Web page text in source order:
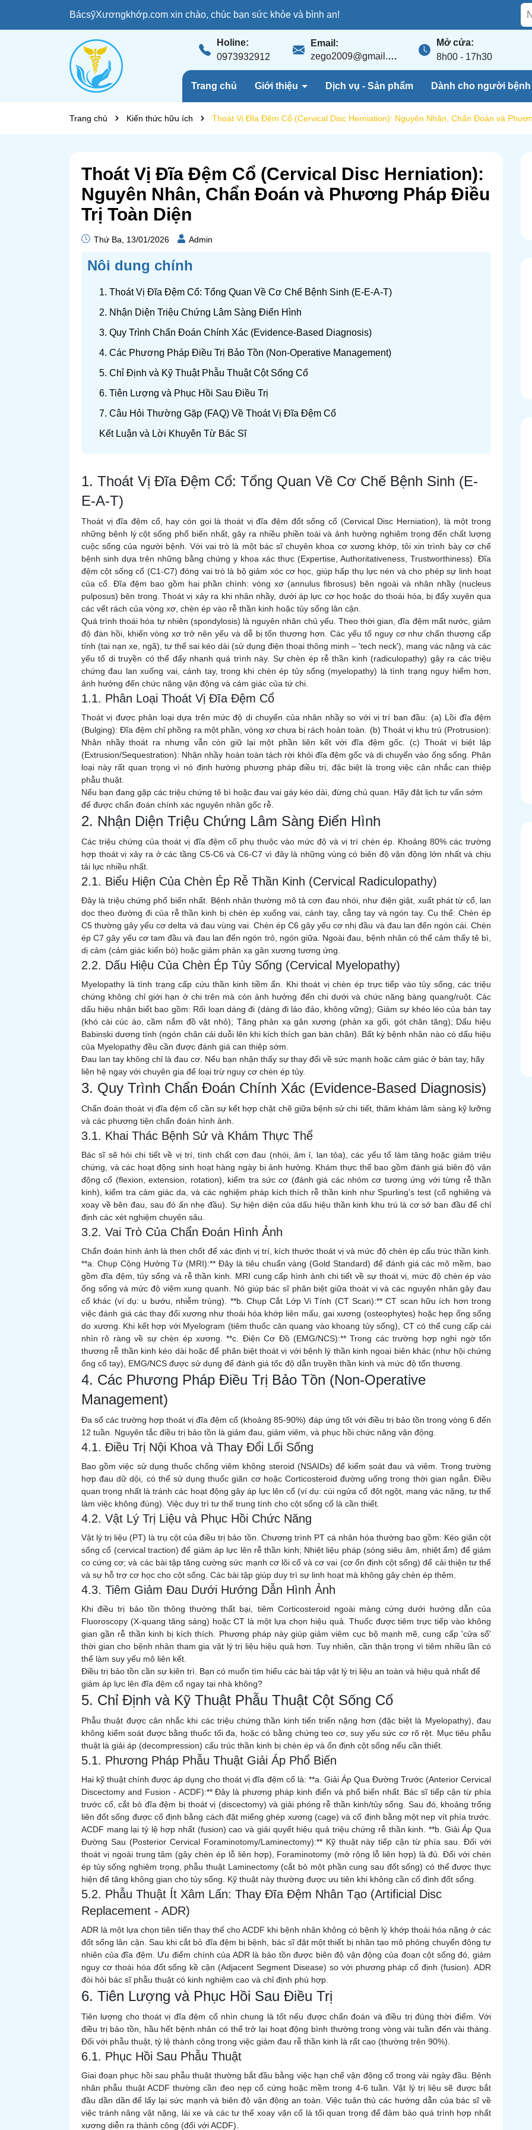
BácsỹXươngkhớp.com xin chào, chúc bạn sức khỏe và bình an!
Holine:
0973932912
Email:
zego2009@gmail.com
Mở cửa:
8h00 - 17h30
Trang chủ Giới thiệu Dịch vụ - Sản phẩm Dành cho người bệnh
Trang chủ Kiến thức hữu ích Thoát Vị Đĩa Đệm Cổ (Cervical Disc Herniation): Nguyên Nhân, Chẩn Đoán và
Thoát Vị Đĩa Đệm Cổ (Cervical Disc Herniation):
Nguyên Nhân, Chẩn Đoán và Phương Pháp Điều
Trị Toàn Diện
Thứ Ba, 13/01/2026 Admin
Nôi dung chính
1. Thoát Vị Đĩa Đệm Cổ: Tổng Quan Về Cơ Chế Bệnh Sinh (E-E-A-T)
2. Nhận Diện Triệu Chứng Lâm Sàng Điển Hình
3. Quy Trình Chẩn Đoán Chính Xác (Evidence-Based Diagnosis)
4. Các Phương Pháp Điều Trị Bảo Tồn (Non-Operative Management)
5. Chỉ Định và Kỹ Thuật Phẫu Thuật Cột Sống Cổ
6. Tiên Lượng và Phục Hồi Sau Điều Trị
7. Câu Hỏi Thường Gặp (FAQ) Về Thoát Vị Đĩa Đệm Cổ
Kết Luận và Lời Khuyên Từ Bác Sĩ
1. Thoát Vị Đĩa Đệm Cổ: Tổng Quan Về Cơ Chế Bệnh Sinh (E-
E-A-T)
Thoát vị đĩa đệm cổ, hay còn gọi là thoát vị đĩa đệm đốt sống cổ (Cervical Disc Herniation), là một trong
những bệnh lý cột sống phổ biến nhất, gây ra nhiều phiền toái và ảnh hưởng nghiêm trọng đến chất lượng
cuộc sống của người bệnh. Với vai trò là một bác sĩ chuyên khoa cơ xương khớp, tôi xin trình bày cơ chế
bệnh sinh dựa trên những bằng chứng y khoa xác thực (Expertise, Authoritativeness, Trustworthiness). Đĩa
đệm cột sống cổ (C1-C7) đóng vai trò là bộ giảm xóc cơ học, giúp hấp thụ lực nén và cho phép sự linh hoạt
của cổ. Đĩa đệm bao gồm hai phần chính: vòng xơ (annulus fibrosus) bên ngoài và nhân nhầy (nucleus
pulposus) bên trong. Thoát vị xảy ra khi nhân nhầy, dưới áp lực cơ học hoặc do thoái hóa, bị đẩy xuyên qua
các vết rách của vòng xơ, chèn ép vào rễ thần kinh hoặc tủy sống lân cận.
Quá trình thoái hóa tự nhiên (spondylosis) là nguyên nhân chủ yếu. Theo thời gian, đĩa đệm mất nước, giảm
độ đàn hồi, khiến vòng xơ trở nên yếu và dễ bị tổn thương hơn. Các yếu tố nguy cơ như chấn thương cấp
tính (tai nạn xe, ngã), tư thế sai kéo dài (sử dụng điện thoại thông minh – 'tech neck'), mang vác nặng và các
yếu tố di truyền có thể đẩy nhanh quá trình này. Sự chèn ép rễ thần kinh (radiculopathy) gây ra các triệu
chứng đau lan xuống vai, cánh tay, trong khi chèn ép tủy sống (myelopathy) là tình trạng nguy hiểm hơn,
ảnh hưởng đến chức năng vận động và cảm giác của tứ chi.
1.1. Phân Loại Thoát Vị Đĩa Đệm Cổ
Thoát vị được phân loại dựa trên mức độ di chuyển của nhân nhầy so với vị trí ban đầu: (a) Lồi đĩa đệm
(Bulging): Đĩa đệm chỉ phồng ra một phần, vòng xơ chưa bị rách hoàn toàn. (b) Thoát vị khu trú (Protrusion):
Nhân nhầy thoát ra nhưng vẫn còn giữ lại một phần liên kết với đĩa đệm gốc. (c) Thoát vị biệt lập
(Extrusion/Sequestration): Nhân nhầy hoàn toàn tách rời khỏi đĩa đệm gốc và di chuyển vào ống sống. Phân
loại này rất quan trọng vì nó định hướng phương pháp điều trị, đặc biệt là trong việc cân nhắc can thiệp
phẫu thuật.
Nếu bạn đang gặp các triệu chứng tê bì hoặc đau vai gáy kéo dài, đừng chủ quan. Hãy đặt lịch tư vấn sớm
để được chẩn đoán chính xác nguyên nhân gốc rễ.
2. Nhận Diện Triệu Chứng Lâm Sàng Điển Hình
Các triệu chứng của thoát vị đĩa đệm cổ phụ thuộc vào mức độ và vị trí chèn ép. Khoảng 80% các trường
hợp thoát vị xảy ra ở các tầng C5-C6 và C6-C7 vì đây là những vùng có biên độ vận động lớn nhất và chịu
tải lực nhiều nhất.
2.1. Biểu Hiện Của Chèn Ép Rễ Thần Kinh (Cervical Radiculopathy)
Đây là triệu chứng phổ biến nhất. Bệnh nhân thường mô tả cơn đau nhói, như điện giật, xuất phát từ cổ, lan
dọc theo đường đi của rễ thần kinh bị chèn ép xuống vai, cánh tay, cẳng tay và ngón tay. Cụ thể: Chèn ép
C5 thường gây yếu cơ delta và đau vùng vai. Chèn ép C6 gây yếu cơ nhị đầu và đau lan đến ngón cái. Chèn
ép C7 gây yếu cơ tam đầu và đau lan đến ngón trỏ, ngón giữa. Ngoài đau, bệnh nhân có thể cảm thấy tê bì,
dị cảm (cảm giác kiến bò) hoặc giảm phản xạ gân xương tương ứng.
2.2. Dấu Hiệu Của Chèn Ép Tủy Sống (Cervical Myelopathy)
Myelopathy là tình trạng cấp cứu thần kinh tiềm ẩn. Khi thoát vị chèn ép trực tiếp vào tủy sống, các triệu
chứng không chỉ giới hạn ở chi trên mà còn ảnh hưởng đến chi dưới và chức năng bàng quang/ruột. Các
dấu hiệu nhận biết bao gồm: Rối loạn dáng đi (dáng đi lảo đảo, không vững); Giảm sự khéo léo của bàn tay
(khó cài cúc áo, cầm nắm đồ vật nhỏ); Tăng phản xạ gân xương (phản xạ gối, gót chân tăng); Dấu hiệu
Babinski dương tính (ngón chân cái duỗi lên khi kích thích gan bàn chân). Bất kỳ bệnh nhân nào có dấu hiệu
của Myelopathy đều cần được đánh giá can thiệp sớm.
Đau lan tay không chỉ là đau cơ. Nếu bạn nhận thấy sự thay đổi về sức mạnh hoặc cảm giác ở bàn tay, hãy
liên hệ ngay với chuyên gia để loại trừ nguy cơ chèn ép tủy.
3. Quy Trình Chẩn Đoán Chính Xác (Evidence-Based Diagnosis)
Chẩn đoán thoát vị đĩa đệm cổ cần sự kết hợp chặt chẽ giữa bệnh sử chi tiết, thăm khám lâm sàng kỹ lưỡng
và các phương tiện chẩn đoán hình ảnh.
3.1. Khai Thác Bệnh Sử và Khám Thực Thể
Bác sĩ sẽ hỏi chi tiết về vị trí, tính chất cơn đau (nhói, âm ỉ, lan tỏa), các yếu tố làm tăng hoặc giảm triệu
chứng, và các hoạt động sinh hoạt hàng ngày bị ảnh hưởng. Khám thực thể bao gồm đánh giá biên độ vận
động cổ (flexion, extension, rotation), kiểm tra sức cơ (đánh giá các nhóm cơ tương ứng với từng rễ thần
kinh), kiểm tra cảm giác da, và các nghiệm pháp kích thích rễ thần kinh như Spurling's test (cổ nghiêng và
xoay về bên đau, sau đó ấn nhẹ đầu). Sự hiện diện của dấu hiệu thần kinh khu trú là cơ sở ban đầu để chỉ
định các xét nghiệm chuyên sâu.
3.2. Vai Trò Của Chẩn Đoán Hình Ảnh
Chẩn đoán hình ảnh là then chốt để xác định vị trí, kích thước thoát vị và mức độ chèn ép cấu trúc thần kinh.
**a. Chụp Cộng Hưởng Từ (MRI):** Đây là tiêu chuẩn vàng (Gold Standard) để đánh giá các mô mềm, bao
gồm đĩa đệm, tủy sống và rễ thần kinh. MRI cung cấp hình ảnh chi tiết về sự thoát vị, mức độ chèn ép vào
ống sống và mức độ viêm xung quanh. Nó giúp bác sĩ phân biệt giữa thoát vị và các nguyên nhân gây đau
cổ khác (ví dụ: u bướu, nhiễm trùng). **b. Chụp Cắt Lớp Vi Tính (CT Scan):** CT scan hữu ích hơn trong
việc đánh giá các thay đổi xương như thoái hóa khớp liên mấu, gai xương (osteophytes) hoặc hẹp ống sống
do xương. Khi kết hợp với Myelogram (tiêm thuốc cản quang vào khoang tủy sống), CT có thể cung cấp cái
nhìn rõ ràng về sự chèn ép xương. **c. Điện Cơ Đồ (EMG/NCS):** Trong các trường hợp nghi ngờ tổn
thương rễ thần kinh kéo dài hoặc để phân biệt thoát vị với bệnh lý thần kinh ngoại biên khác (như hội chứng
ống cổ tay), EMG/NCS được sử dụng để đánh giá tốc độ dẫn truyền thần kinh và mức độ tổn thương.
4. Các Phương Pháp Điều Trị Bảo Tồn (Non-Operative
Management)
Đa số các trường hợp thoát vị đĩa đệm cổ (khoảng 85-90%) đáp ứng tốt với điều trị bảo tồn trong vòng 6 đến
12 tuần. Nguyên tắc điều trị bảo tồn là giảm đau, giảm viêm, và phục hồi chức năng vận động.
4.1. Điều Trị Nội Khoa và Thay Đổi Lối Sống
Bao gồm việc sử dụng thuốc chống viêm không steroid (NSAIDs) để kiểm soát đau và viêm. Trong trường
hợp đau dữ dội, có thể sử dụng thuốc giãn cơ hoặc Corticosteroid đường uống trong thời gian ngắn. Điều
quan trọng nhất là tránh các hoạt động gây áp lực lên cổ (ví dụ: cúi ngửa cổ đột ngột, mang vác nặng, tư thế
làm việc không đúng). Việc duy trì tư thế trung tính cho cột sống cổ là cần thiết.
4.2. Vật Lý Trị Liệu và Phục Hồi Chức Năng
Vật lý trị liệu (PT) là trụ cột của điều trị bảo tồn. Chương trình PT cá nhân hóa thường bao gồm: Kéo giãn cột
sống cổ (cervical traction) để giảm áp lực lên rễ thần kinh; Nhiệt liệu pháp (sóng siêu âm, nhiệt ẩm) để giảm
co cứng cơ; và các bài tập tăng cường sức mạnh cơ lõi cổ và cơ vai (cơ ổn định cột sống) để cải thiện tư thế
và sự hỗ trợ cơ học cho cột sống. Các bài tập giúp duy trì sự linh hoạt mà không gây chèn ép thêm.
4.3. Tiêm Giảm Đau Dưới Hướng Dẫn Hình Ảnh
Khi điều trị bảo tồn thông thường thất bại, tiêm Corticosteroid ngoài màng cứng dưới hướng dẫn của
Fluoroscopy (X-quang tăng sáng) hoặc CT là một lựa chọn hiệu quả. Thuốc được tiêm trực tiếp vào không
gian gần rễ thần kinh bị kích thích. Phương pháp này giúp giảm viêm cục bộ mạnh mẽ, cung cấp 'cửa sổ'
thời gian cho bệnh nhân tham gia vật lý trị liệu hiệu quả hơn. Tuy nhiên, cần thận trọng vì tiêm nhiều lần có
thể làm suy yếu mô liên kết.
Điều trị bảo tồn cần sự kiên trì. Bạn có muốn tìm hiểu các bài tập vật lý trị liệu an toàn và hiệu quả nhất để
giảm áp lực lên đĩa đệm cổ ngay tại nhà không?
5. Chỉ Định và Kỹ Thuật Phẫu Thuật Cột Sống Cổ
Phẫu thuật được cân nhắc khi các triệu chứng thần kinh tiến triển nặng hơn (đặc biệt là Myelopathy), đau
không kiểm soát được bằng thuốc tối đa, hoặc có bằng chứng teo cơ, suy yếu sức cơ rõ rệt. Mục tiêu phẫu
thuật là giải áp (decompression) cấu trúc thần kinh bị chèn ép và ổn định cột sống nếu cần thiết.
5.1. Phương Pháp Phẫu Thuật Giải Áp Phổ Biến
Hai kỹ thuật chính được áp dụng cho thoát vị đĩa đệm cổ là: **a. Giải Áp Qua Đường Trước (Anterior Cervical
Discectomy and Fusion - ACDF):** Đây là phương pháp kinh điển và phổ biến nhất. Bác sĩ tiếp cận từ phía
trước cổ, cắt bỏ đĩa đệm bị thoát vị (discectomy) và giải phóng rễ thần kinh/tủy sống. Sau đó, khoảng trống
liên đốt sống được cố định bằng cách đặt miếng ghép xương (cage) và cố định bằng một nẹp vít phía trước.
ACDF mang lại tỷ lệ hợp nhất (fusion) cao và giải quyết hiệu quả triệu chứng rễ thần kinh. **b. Giải Áp Qua
Đường Sau (Posterior Cervical Foraminotomy/Laminectomy):** Kỹ thuật này tiếp cận từ phía sau. Đối với
thoát vị ngoài trung tâm (gây chèn ép lỗ liên hợp), Foraminotomy (mở rộng lỗ liên hợp) là đủ. Đối với chèn
ép tủy sống nghiêm trọng, phẫu thuật Laminectomy (cắt bỏ một phần cung sau đốt sống) có thể được thực
hiện để tăng không gian cho tủy sống. Kỹ thuật này thường được ưu tiên khi không cần cố định đốt sống.
5.2. Phẫu Thuật Ít Xâm Lấn: Thay Đĩa Đệm Nhân Tạo (Artificial Disc
Replacement - ADR)
ADR là một lựa chọn tiên tiến thay thế cho ACDF khi bệnh nhân không có bệnh lý khớp thoái hóa nặng ở các
đốt sống lân cận. Sau khi cắt bỏ đĩa đệm bị bệnh, bác sĩ đặt một thiết bị nhân tạo mô phỏng chuyển động tự
nhiên của đĩa đệm. Ưu điểm chính của ADR là bảo tồn được biên độ vận động của đoạn cột sống đó, giảm
nguy cơ thoái hóa đốt sống kề cận (Adjacent Segment Disease) so với phương pháp cố định (fusion). ADR
đòi hỏi bác sĩ phẫu thuật có kinh nghiệm cao và chỉ định phù hợp.
6. Tiên Lượng và Phục Hồi Sau Điều Trị
Tiên lượng cho thoát vị đĩa đệm cổ nhìn chung là tốt nếu được chẩn đoán và điều trị đúng thời điểm. Với
điều trị bảo tồn, hầu hết bệnh nhân có thể trở lại hoạt động bình thường trong vòng vài tuần đến vài tháng.
Đối với phẫu thuật, tỷ lệ thành công trong việc giảm đau rễ thần kinh là rất cao (thường trên 90%).
6.1. Phục Hồi Sau Phẫu Thuật
Giai đoạn phục hồi sau phẫu thuật thường bắt đầu bằng việc hạn chế vận động cổ trong vài ngày đầu. Bệnh
nhân phẫu thuật ACDF thường cần đeo nẹp cổ cứng hoặc mềm trong 4-6 tuần. Vật lý trị liệu sẽ được bắt
đầu dần dần để lấy lại sức mạnh và biên độ vận động an toàn. Việc tuân thủ các hướng dẫn của bác sĩ về
việc tránh nâng vật nặng, lái xe và các tư thế xoay vặn cổ là tối quan trọng để đảm bảo quá trình hợp nhất
xương diễn ra thành công (đối với ACDF).